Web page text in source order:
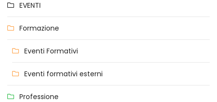
EVENTI
Formazione
Eventi Formativi
Eventi formativi esterni
Professione